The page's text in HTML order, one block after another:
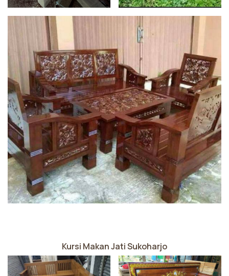
Kursi Makan Jati Sukoharjo